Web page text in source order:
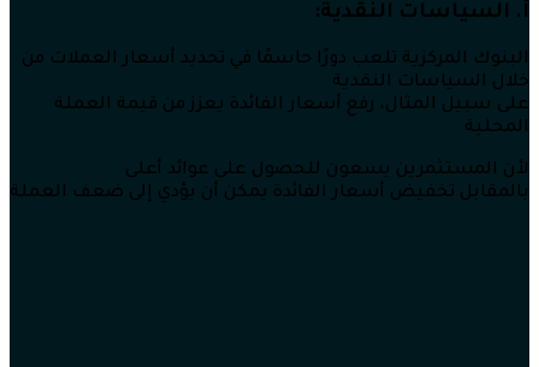
أ. السياسات النقدية:
البنوك المركزية تلعب دورًا حاسمًا في تحديد أسعار العملات من
خلال السياسات النقدية
على سبيل المثال، رفع أسعار الفائدة يعزز من قيمة العملة
المحلية
لأن المستثمرين يسعون للحصول على عوائد أعلى
بالمقابل تخفيض أسعار الفائدة يمكن أن يؤدي إلى ضعف العملة